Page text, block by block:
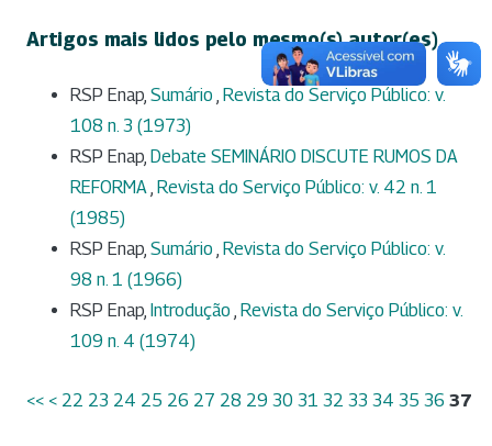
Artigos mais lidos pelo mesmo(s) autor(es)
RSP Enap, Sumário , Revista do Serviço Público: v.
108 n. 3 (1973)
RSP Enap, Debate SEMINÁRIO DISCUTE RUMOS DA
REFORMA, Revista do Serviço Público: v. 42 n. 1
(1985)
RSP Enap, Sumário , Revista do Serviço Público: v.
98 n. 1 (1966)
RSP Enap, Introdução , Revista do Serviço Público: v.
109 n. 4 (1974)
<< < 22 23 24 25 26 27 28 29 30 31 32 33 34 35 36 37